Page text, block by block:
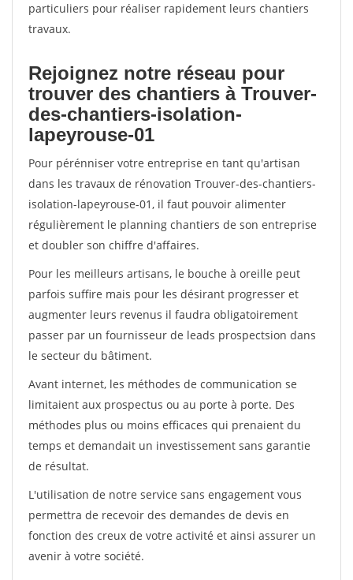
particuliers pour réaliser rapidement leurs chantiers
travaux.
Rejoignez notre réseau pour
trouver des chantiers à Trouver-
des-chantiers-isolation-
lapeyrouse-01
Pour pérénniser votre entreprise en tant qu'artisan
dans les travaux de rénovation Trouver-des-chantiers-
isolation-lapeyrouse-01, il faut pouvoir alimenter
régulièrement le planning chantiers de son entreprise
et doubler son chiffre d'affaires.
Pour les meilleurs artisans, le bouche à oreille peut
parfois suffire mais pour les désirant progresser et
augmenter leurs revenus il faudra obligatoirement
passer par un fournisseur de leads prospectsion dans
le secteur du bâtiment.
Avant internet, les méthodes de communication se
limitaient aux prospectus ou au porte à porte. Des
méthodes plus ou moins efficaces qui prenaient du
temps et demandait un investissement sans garantie
de résultat.
L'utilisation de notre service sans engagement vous
permettra de recevoir des demandes de devis en
fonction des creux de votre activité et ainsi assurer un
avenir à votre société.